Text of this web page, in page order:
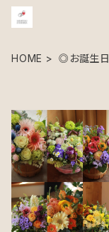
HOME ◎お誕生日